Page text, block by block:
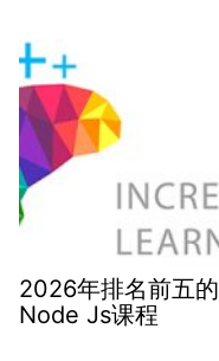
2026年排名前五的
Node Js课程